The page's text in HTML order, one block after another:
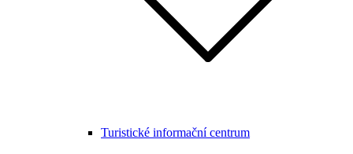
Turistické informační centrum